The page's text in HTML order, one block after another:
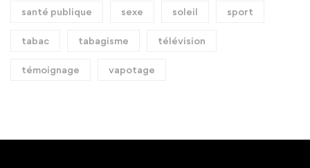
santé publique sexe soleil sport
tabac tabagisme télévision
témoignage vapotage